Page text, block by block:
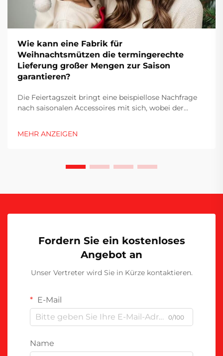
Wie kann eine Fabrik für
Weihnachtsmützen die termingerechte
Lieferung großer Mengen zur Saison
garantieren?
Die Feiertagszeit bringt eine beispiellose Nachfrage
nach saisonalen Accessoires mit sich, wobei der
Fertigungsstätten stehen unter enormem Druck,
MEHR ANZEIGEN
Fordern Sie ein kostenloses
Angebot an
Unser Vertreter wird Sie in Kürze kontaktieren.
E-Mail
0/100
Name